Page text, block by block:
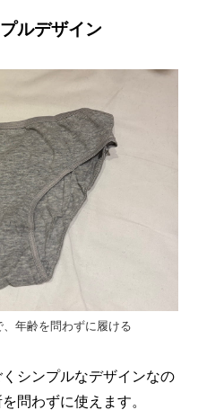
ルデザイン
年齢を問わずに履ける
シンプルなデザインなの
問わずに使えます。